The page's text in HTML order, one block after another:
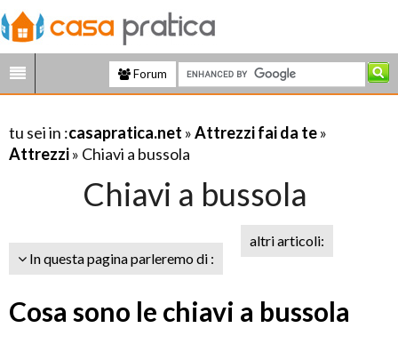
Forum
tu sei in :casapratica.net »Attrezzi fai da te»
Attrezzi» Chiavi a bussola
Chiavi a bussola
In questa pagina parleremo di :
altri articoli:
Cosa sono le chiavi a bussola